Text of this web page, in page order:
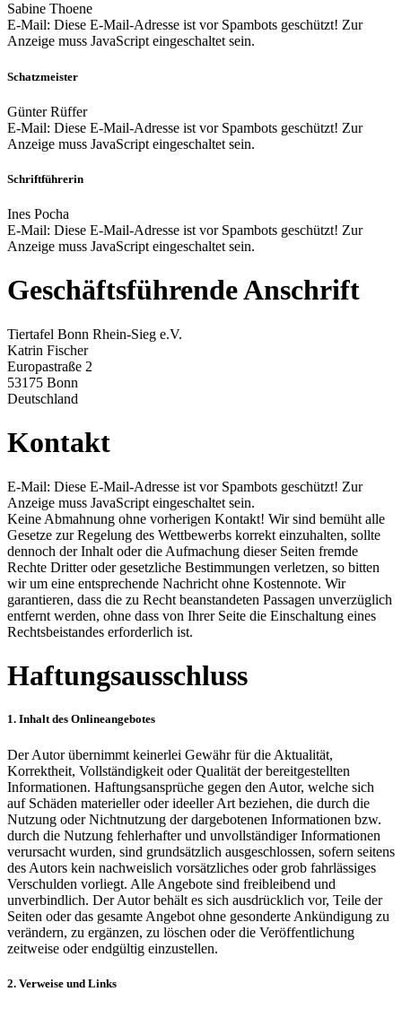
Sabine Thoene
E-Mail: Diese E-Mail-Adresse ist vor Spambots geschützt! Zur
Anzeige muss JavaScript eingeschaltet sein.
Schatzmeister
Günter Rüffer
E-Mail: Diese E-Mail-Adresse ist vor Spambots geschützt! Zur
Anzeige muss JavaScript eingeschaltet sein.
Schriftführerin
Ines Pocha
E-Mail: Diese E-Mail-Adresse ist vor Spambots geschützt! Zur
Anzeige muss JavaScript eingeschaltet sein.
Geschäftsführende Anschrift
Tiertafel Bonn Rhein-Sieg e.V.
Katrin Fischer
Europastraße 2
53175 Bonn
Deutschland
Kontakt
E-Mail: Diese E-Mail-Adresse ist vor Spambots geschützt! Zur
Anzeige muss JavaScript eingeschaltet sein.
Keine Abmahnung ohne vorherigen Kontakt! Wir sind bemüht alle
Gesetze zur Regelung des Wettbewerbs korrekt einzuhalten, sollte
dennoch der Inhalt oder die Aufmachung dieser Seiten fremde
Rechte Dritter oder gesetzliche Bestimmungen verletzen, so bitten
wir um eine entsprechende Nachricht ohne Kostennote. Wir
garantieren, dass die zu Recht beanstandeten Passagen unverzüglich
entfernt werden, ohne dass von Ihrer Seite die Einschaltung eines
Rechtsbeistandes erforderlich ist.
Haftungsausschluss
1. Inhalt des Onlineangebotes
Der Autor übernimmt keinerlei Gewähr für die Aktualität,
Korrektheit, Vollständigkeit oder Qualität der bereitgestellten
Informationen. Haftungsansprüche gegen den Autor, welche sich
auf Schäden materieller oder ideeller Art beziehen, die durch die
Nutzung oder Nichtnutzung der dargebotenen Informationen bzw.
durch die Nutzung fehlerhafter und unvollständiger Informationen
verursacht wurden, sind grundsätzlich ausgeschlossen, sofern seitens
des Autors kein nachweislich vorsätzliches oder grob fahrlässiges
Verschulden vorliegt. Alle Angebote sind freibleibend und
unverbindlich. Der Autor behält es sich ausdrücklich vor, Teile der
Seiten oder das gesamte Angebot ohne gesonderte Ankündigung zu
verändern, zu ergänzen, zu löschen oder die Veröffentlichung
zeitweise oder endgültig einzustellen.
2. Verweise und Links